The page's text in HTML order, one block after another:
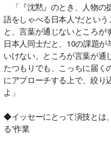
「『沈黙』のとき、人物の
語をしゃべる日本人”だとい
と、言葉が通じないところが
日本人同士だと、10の課題
いけない。ところが言葉が通
たつもりでも、こっちに届く
にアプローチする上で、絞り
よ」
◆イッセーにとって演技とは
る”作業